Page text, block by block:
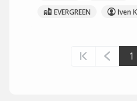
EVERGREEN
Iven
1